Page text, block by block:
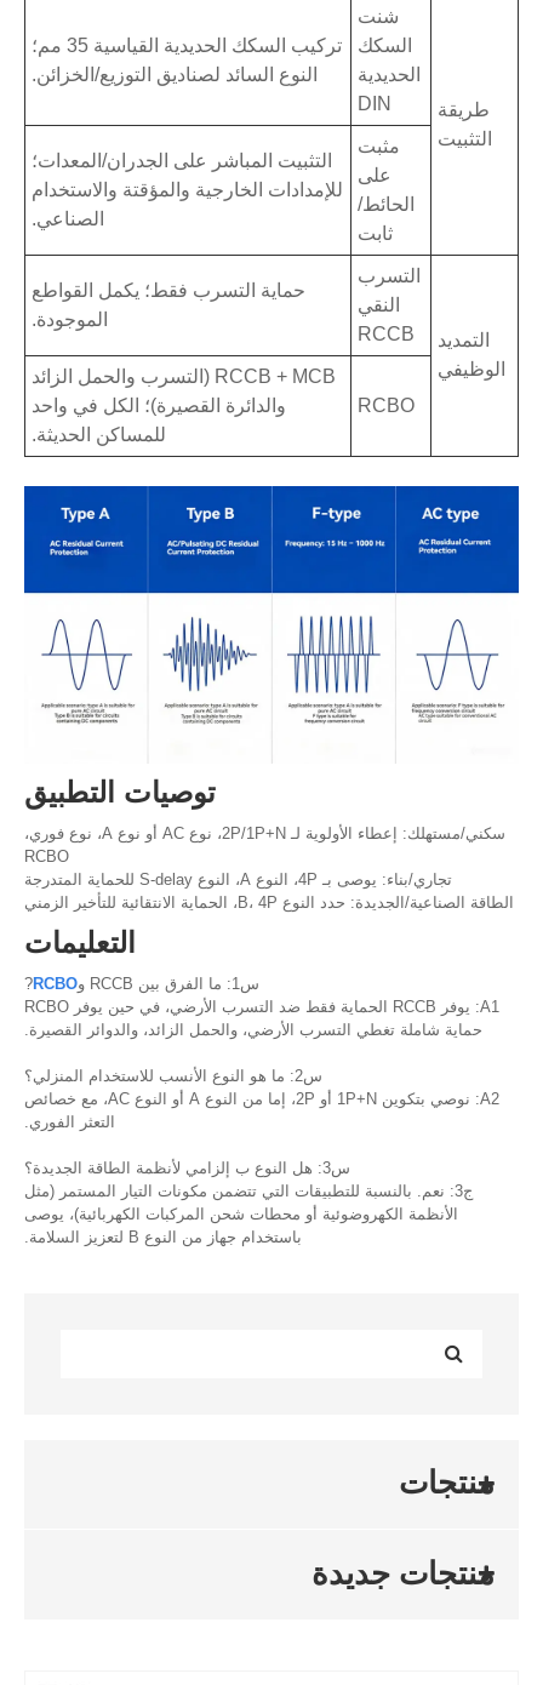
طريقة
التثبيت
شنت
السكك
الحديدية
DIN
تركيب السكك الحديدية القياسية 35 مم؛
النوع السائد لصناديق التوزيع/الخزائن.
مثبت
على
الحائط/
ثابت
التثبيت المباشر على الجدران/المعدات؛
للإمدادات الخارجية والمؤقتة والاستخدام
الصناعي.
التمديد
الوظيفي
التسرب
النقي
RCCB
حماية التسرب فقط؛ يكمل القواطع
الموجودة.
RCBO
RCCB + MCB (التسرب والحمل الزائد
والدائرة القصيرة)؛ الكل في واحد
للمساكن الحديثة.
توصيات التطبيق
سكني/مستهلك: إعطاء الأولوية لـ 2P/1P+N، نوع AC أو نوع A، نوع فوري،
RCBO
تجاري/بناء: يوصى بـ 4P، النوع A، النوع S-delay للحماية المتدرجة
الطاقة الصناعية/الجديدة: حدد النوع B، 4P، الحماية الانتقائية للتأخير الزمني
التعليمات
س1: ما الفرق بين RCCB و RCBO
?
A1: يوفر RCCB الحماية فقط ضد التسرب الأرضي، في حين يوفر RCBO
حماية شاملة تغطي التسرب الأرضي، والحمل الزائد، والدوائر القصيرة.
س2: ما هو النوع الأنسب للاستخدام المنزلي؟
A2: نوصي بتكوين 1P+N أو 2P، إما من النوع A أو النوع AC، مع خصائص
التعثر الفوري.
س3: هل النوع ب إلزامي لأنظمة الطاقة الجديدة؟
ج3: نعم. بالنسبة للتطبيقات التي تتضمن مكونات التيار المستمر (مثل
الأنظمة الكهروضوئية أو محطات شحن المركبات الكهربائية)، يوصى
باستخدام جهاز من النوع B لتعزيز السلامة.
منتجات
منتجات جديدة